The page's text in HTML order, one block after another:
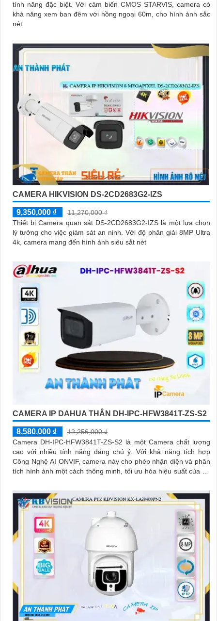
tính năng đặc biệt. Với cảm biến CMOS STARVIS, camera có
khả năng xem ban đêm với hồng ngoại 60m, cho hình ảnh sắc
nét
CAMERA HIKVISION DS-2CD2683G2-IZS
9,350,000 ₫
11,270,000 ₫
Thiết bị Camera quan sát DS-2CD2683G2-IZS là một lựa chọn
lý tưởng cho việc giám sát an ninh. Với độ phân giải 8MP Ultra
4k, camera mang đến hình ảnh siêu sắt nét
CAMERA IP DAHUA THÂN DH-IPC-HFW3841T-ZS-S2
8,580,000 ₫
12,256,000 ₫
Camera DH-IPC-HFW3841T-ZS-S2 là một Camera chất lượng
cao với nhiều tính năng đáng chú ý. Với khả năng tích hợp
Công Nghệ AI ONVIF, camera này cho phép nhận diện và phân
tích hình ảnh một cách thông minh, tối ưu hóa hiệu suất của hệ